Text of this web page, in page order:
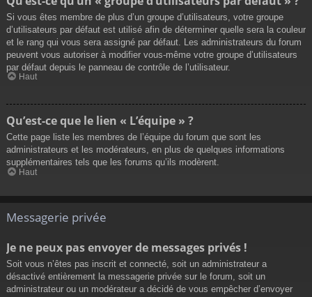
Si vous êtes membre de plus d’un groupe d’utilisateurs, votre groupe
d’utilisateurs par défaut est utilisé afin de déterminer quelle sera la couleur
et le rang qui vous sera assigné par défaut. Les administrateurs du forum
peuvent vous autoriser à modifier vous-même votre groupe d’utilisateurs
par défaut depuis le panneau de contrôle de l’utilisateur.
Haut
Qu’est-ce que le lien « L’équipe » ?
Cette page liste les membres de l’équipe du forum que sont les
administrateurs et les modérateurs, en plus de quelques informations
supplémentaires tels que les forums qu’ils modèrent.
Haut
Messagerie privée
Je ne peux pas envoyer de messages privés !
Soit vous n’êtes pas inscrit et connecté, soit un administrateur a
désactivé entièrement la messagerie privée sur le forum, soit un
administrateur ou un modérateur a décidé de vous empêcher d’envoyer